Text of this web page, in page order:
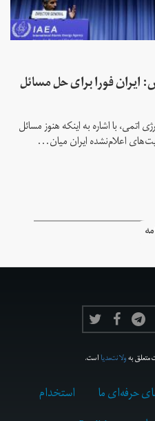
فورا برای حل مسائل
اتمی، با اشاره به اینکه هنوز مسائل
اعلام‌نشده ایران میان...
متعلق بهولانت‌مدیااست.
حرفه‌ای ما
استخدام